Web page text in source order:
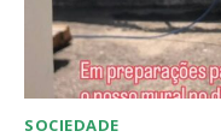
SOCIEDADE